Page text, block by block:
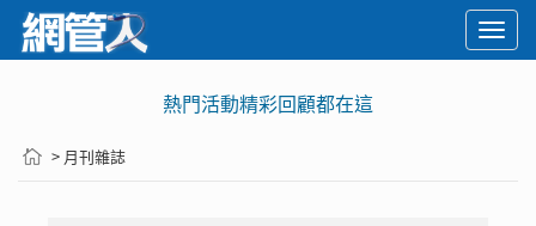
熱門活動精彩回顧都在這
> 月刊雜誌